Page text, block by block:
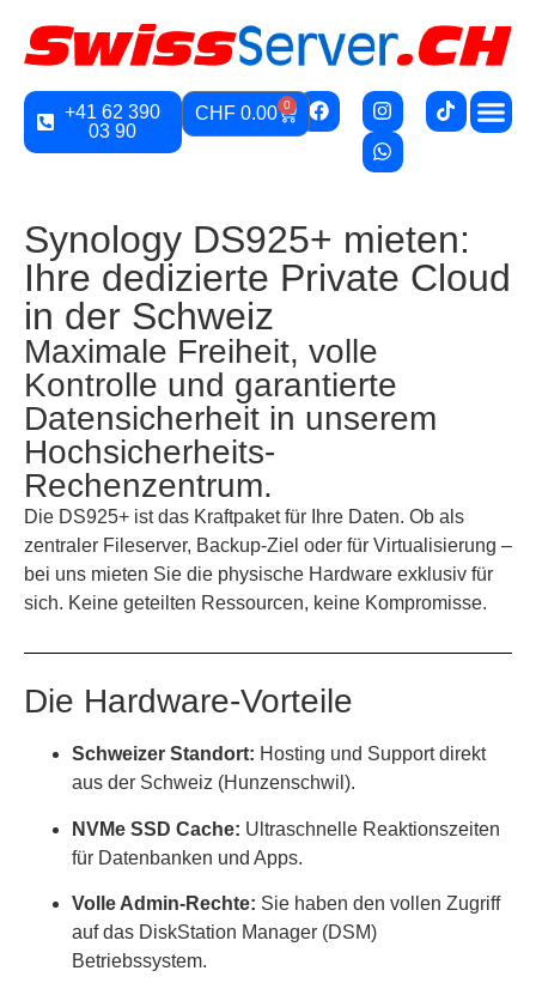
+41 62 390
03 90
CHF0.00 0
Synology DS925+ mieten:
Ihre dedizierte Private Cloud
in der Schweiz
Maximale Freiheit, volle
Kontrolle und garantierte
Datensicherheit in unserem
Hochsicherheits-
Rechenzentrum.
Die DS925+ ist das Kraftpaket für Ihre Daten. Ob als
zentraler Fileserver, Backup-Ziel oder für Virtualisierung –
bei uns mieten Sie die physische Hardware exklusiv für
sich. Keine geteilten Ressourcen, keine Kompromisse.
Die Hardware-Vorteile
Schweizer Standort: Hosting und Support direkt
aus der Schweiz (Hunzenschwil).
NVMe SSD Cache: Ultraschnelle Reaktionszeiten
für Datenbanken und Apps.
Volle Admin-Rechte: Sie haben den vollen Zugriff
auf das DiskStation Manager (DSM)
Betriebssystem.